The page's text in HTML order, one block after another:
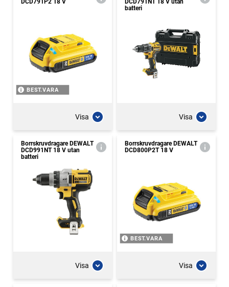
DCD791P2 18 V
BEST.VARA
Visa
DCD791NT 18 V utan
batteri
Visa
Borrskruvdragare DEWALT
DCD991NT 18 V utan
batteri
Visa
Borrskruvdragare DEWALT
DCD800P2T 18 V
BEST.VARA
Visa